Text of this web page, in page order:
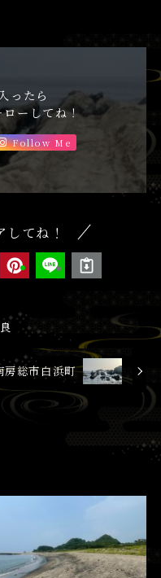
ったら
ーしてね！
Follow Me
てね！
総市白浜町